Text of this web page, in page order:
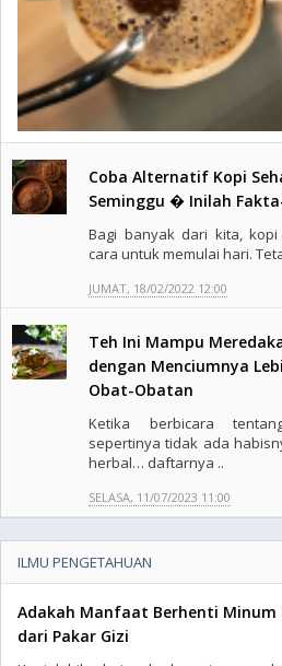
Coba Alternatif Kopi
Seminggu � Inilah
Bagi banyak dari kita,
cara untuk memulai hari.
JUMAT, 18/02/2022 12:00
Teh Ini Mampu
dengan Menciumnya
Obat-Obatan
Ketika berbicara
sepertinya tidak ada
herbal… daftarnya ..
SELASA, 11/07/2023 11:00
ILMU PENGETAHUAN
Adakah Manfaat Berhenti Minum
dari Pakar Gizi